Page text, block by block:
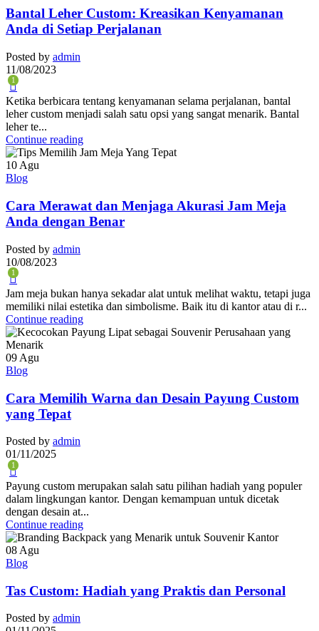
Bantal Leher Custom: Kreasikan Kenyamanan
Anda di Setiap Perjalanan
Posted by admin
11/08/2023
1
Ketika berbicara tentang kenyamanan selama perjalanan, bantal
leher custom menjadi salah satu opsi yang sangat menarik. Bantal
leher te...
Continue reading
10 Agu
Blog
Cara Merawat dan Menjaga Akurasi Jam Meja
Anda dengan Benar
Posted by admin
10/08/2023
1
Jam meja bukan hanya sekadar alat untuk melihat waktu, tetapi juga
memiliki nilai estetika dan simbolisme. Baik itu di kantor atau di r...
Continue reading
09 Agu
Blog
Cara Memilih Warna dan Desain Payung Custom
yang Tepat
Posted by admin
01/11/2025
1
Payung custom merupakan salah satu pilihan hadiah yang populer
dalam lingkungan kantor. Dengan kemampuan untuk dicetak
dengan desain at...
Continue reading
08 Agu
Blog
Tas Custom: Hadiah yang Praktis dan Personal
Posted by admin